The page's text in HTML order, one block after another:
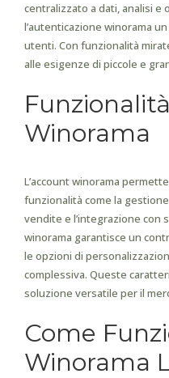
centralizzato a dati, analisi e
l’autenticazione winorama
utenti. Con funzionalità
alle esigenze di piccole e
Winorama
L’account winorama
funzionalità come la
vendite e l’integrazione con
winorama garantisce un
le opzioni di
complessiva. Queste
soluzione versatile per il
Come
Winorama